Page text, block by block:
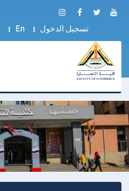
تسجيل الدخول En